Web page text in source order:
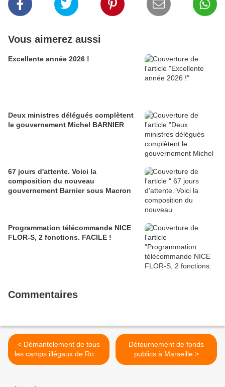
Vous aimerez aussi
Excellente année 2026 !
Deux ministres délégués complètent
le gouvernement Michel BARNIER
67 jours d'attente. Voici la
composition du nouveau
gouvernement Barnier sous Macron
Programmation télécommande NICE
FLOR-S, 2 fonctions. FACILE !
Commentaires
< Démantèlement de tous
les camps illégaux de Roms
et de gens du voyage
Détournement de fonds
publics à Marseille >